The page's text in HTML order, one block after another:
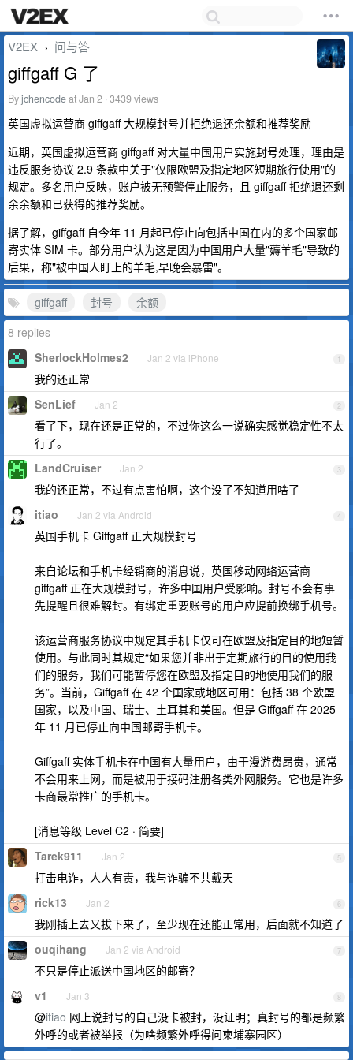
V2EX › 问与答
giffgaff G 了
Byjchencodeat Jan 2 · 3439 views
英国虚拟运营商 giffgaff 大规模封号并拒绝退还余额和推荐奖励
近期，英国虚拟运营商 giffgaff 对大量中国用户实施封号处理，理由是
违反服务协议 2.9 条款中关于"仅限欧盟及指定地区短期旅行使用"的
规定。多名用户反映，账户被无预警停止服务，且 giffgaff 拒绝退还剩
余余额和已获得的推荐奖励。
据了解，giffgaff 自今年 11 月起已停止向包括中国在内的多个国家邮
寄实体 SIM 卡。部分用户认为这是因为中国用户大量"薅羊毛"导致的
后果，称"被中国人盯上的羊毛,早晚会暴雷"。
giffgaff 封号
余额
8 replies
1
SherlockHolmes2 Jan 2 via iPhone
我的还正常
2
SenLief Jan 2
看了下，现在还是正常的，不过你这么一说确实感觉稳定性不太
行了。
3
LandCruiser Jan 2
我的还正常，不过有点害怕啊，这个没了不知道用啥了
4
itiao Jan 2 via Android
英国手机卡 Giffgaff 正大规模封号
来自论坛和手机卡经销商的消息说，英国移动网络运营商
giffgaff 正在大规模封号，许多中国用户受影响。封号不会有事
先提醒且很难解封。有绑定重要账号的用户应提前换绑手机号。
该运营商服务协议中规定其手机卡仅可在欧盟及指定目的地短暂
使用。与此同时其规定“如果您并非出于定期旅行的目的使用我
们的服务，我们可能暂停您在欧盟及指定目的地使用我们的服
务”。当前，Giffgaff 在 42 个国家或地区可用：包括 38 个欧盟
国家，以及中国、瑞士、土耳其和美国。但是 Giffgaff 在 2025
年 11 月已停止向中国邮寄手机卡。
Giffgaff 实体手机卡在中国有大量用户，由于漫游费昂贵，通常
不会用来上网，而是被用于接码注册各类外网服务。它也是许多
卡商最常推广的手机卡。
[消息等级 Level C2 · 简要]
5
Tarek911 Jan 2
打击电诈，人人有责，我与诈骗不共戴天
6
rick13 Jan 2
我刚插上去又拔下来了，至少现在还能正常用，后面就不知道了
7
ouqihang Jan 2 via Android
不只是停止派送中国地区的邮寄？
8
v1 Jan 3
@itiao 网上说封号的自己没卡被封，没证明；真封号的都是频繁
外呼的或者被举报（为啥频繁外呼得问柬埔寨园区）